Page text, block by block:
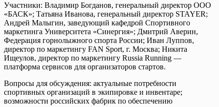
Участники: Владимир Богданов, генеральный директор ООО
«БАСК»; Татьяна Иванова, генеральный директор STAYER;
Андрей Малыгин, заведующий кафедрой Спортивного
маркетинга Университета «Синергия»; Дмитрий Аверин,
Федерация горнолыжного спорта России; Иван Луппов,
директор по маркетингу FAN Sport, г. Москва; Никита
Ищеулов, директор по маркетингу Russia Running —
платформа сервисов для организаторов стартов.
Вопросы для обсуждения: актуальные потребности
спортивных организаций в экипировке и инвентаре;
возможности российских фабрик по обеспечению